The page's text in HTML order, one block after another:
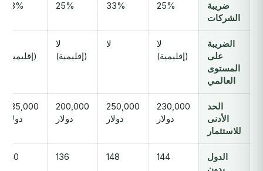
ضريبة
الشركات
25%
33%
25%
28%
الضريبة
على
المستوى
العالمي
لا
(إقليمية)
لا
لا
(إقليمية)
(إقليمية)
الحد
الأدنى
للاستثمار
230,000
دولار
250,000
دولار
200,000
دولار
235,000
دولار
الدول
بدون
144
148
136
140